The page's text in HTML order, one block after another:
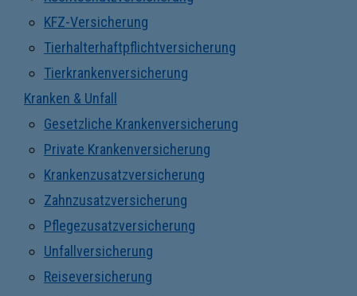
KFZ-Versicherung
Tierhalterhaftpflichtversicherung
Tierkrankenversicherung
Kranken & Unfall
Gesetzliche Krankenversicherung
Private Krankenversicherung
Krankenzusatzversicherung
Zahnzusatzversicherung
Pflegezusatzversicherung
Unfallversicherung
Reiseversicherung